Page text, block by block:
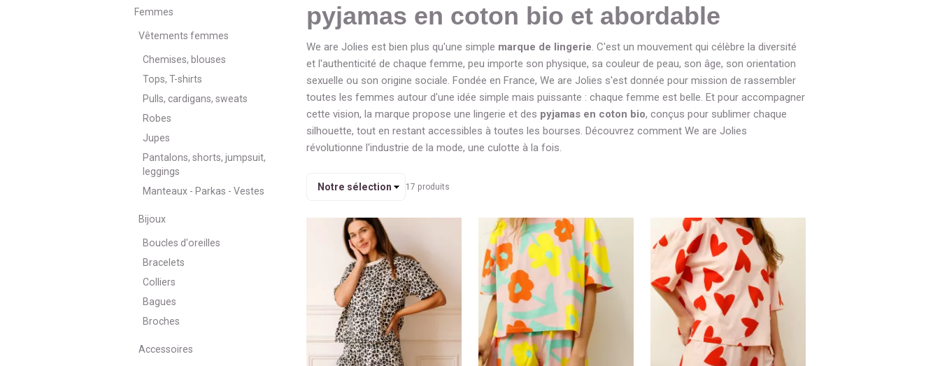
Femmes
Vêtements femmes
Chemises, blouses
Tops, T-shirts
Pulls, cardigans, sweats
Robes
Jupes
Pantalons, shorts, jumpsuit,
leggings
Manteaux - Parkas - Vestes
Bijoux
Boucles d'oreilles
Bracelets
Colliers
Bagues
Broches
Accessoires
pyjamas en coton bio et abordable
We are Jolies est bien plus qu'une simple marque de lingerie. C'est un mouvement qui célèbre la diversité
et l'authenticité de chaque femme, peu importe son physique, sa couleur de peau, son âge, son orientation
sexuelle ou son origine sociale. Fondée en France, We are Jolies s'est donnée pour mission de rassembler
toutes les femmes autour d'une idée simple mais puissante : chaque femme est belle. Et pour accompagner
cette vision, la marque propose une lingerie et des pyjamas en coton bio, conçus pour sublimer chaque
silhouette, tout en restant accessibles à toutes les bourses. Découvrez comment We are Jolies
révolutionne l'industrie de la mode, une culotte à la fois.
17 produits